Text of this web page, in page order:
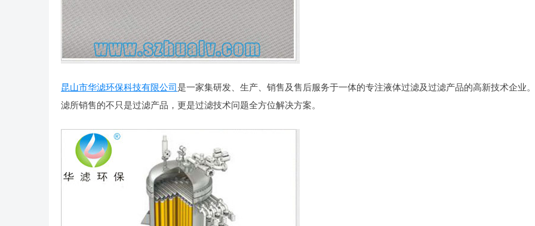
昆山市华滤环保科技有限公司是一家集研发、生产、销售及售后服务于一体的专注液体过滤及过滤产品的高新技术企业
滤所销售的不只是过滤产品，更是过滤技术问题全方位解决方案。